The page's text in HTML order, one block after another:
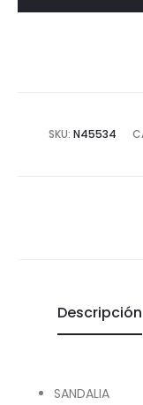
SKU: N45534
Descripción
SANDALIA